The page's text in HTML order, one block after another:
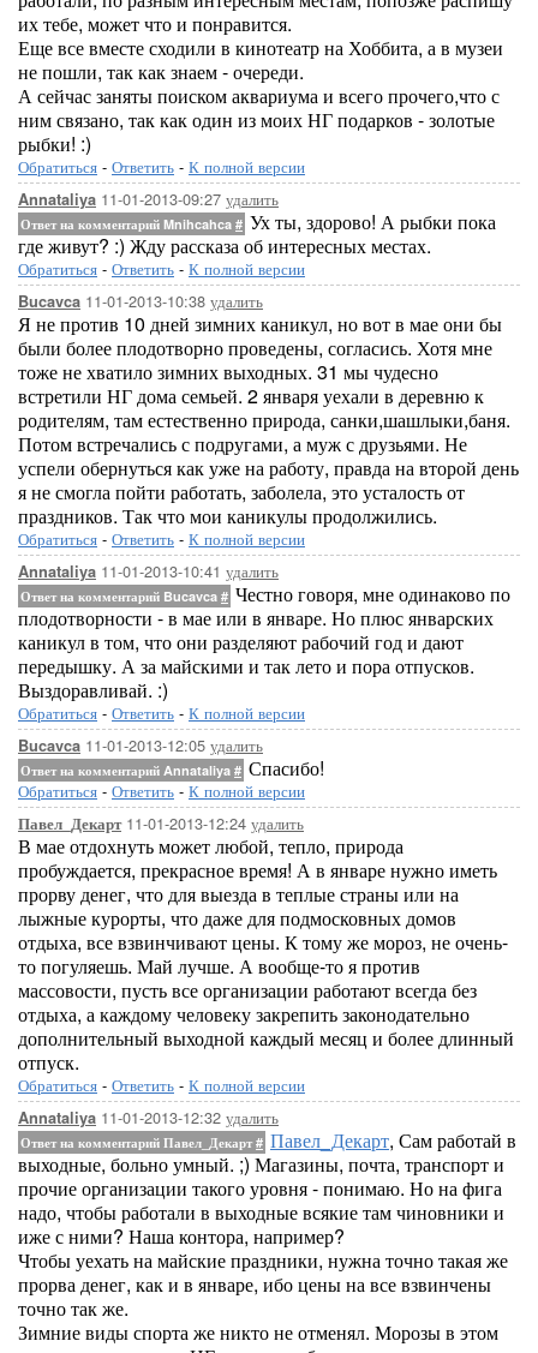
их тебе, может что и понравится.
Еще все вместе сходили в кинотеатр на Хоббита, а в музеи
не пошли, так как знаем - очереди.
А сейчас заняты поиском аквариума и всего прочего,что с
ним связано, так как один из моих НГ подарков - золотые
рыбки! :)
Обратиться - Ответить - К полной версии
Annataliya 11-01-2013-09:27 удалить
Ответ на комментарий Mnihcahca # Ух ты, здорово! А рыбки пока
где живут? :) Жду рассказа об интересных местах.
Обратиться - Ответить - К полной версии
Bucavca 11-01-2013-10:38 удалить
Я не против 10 дней зимних каникул, но вот в мае они бы
были более плодотворно проведены, согласись. Хотя мне
тоже не хватило зимних выходных. 31 мы чудесно
встретили НГ дома семьей. 2 января уехали в деревню к
родителям, там естественно природа, санки,шашлыки,баня.
Потом встречались с подругами, а муж с друзьями. Не
успели обернуться как уже на работу, правда на второй день
я не смогла пойти работать, заболела, это усталость от
праздников. Так что мои каникулы продолжились.
Обратиться - Ответить - К полной версии
Annataliya 11-01-2013-10:41 удалить
Ответ на комментарий Bucavca # Честно говоря, мне одинаково по
плодотворности - в мае или в январе. Но плюс январских
каникул в том, что они разделяют рабочий год и дают
передышку. А за майскими и так лето и пора отпусков.
Выздоравливай. :)
Обратиться - Ответить - К полной версии
Bucavca 11-01-2013-12:05 удалить
Ответ на комментарий Annataliya # Спасибо!
Обратиться - Ответить - К полной версии
Павел_Декарт11-01-2013-12:24 удалить
В мае отдохнуть может любой, тепло, природа
пробуждается, прекрасное время! А в январе нужно иметь
прорву денег, что для выезда в теплые страны или на
лыжные курорты, что даже для подмосковных домов
отдыха, все взвинчивают цены. К тому же мороз, не очень-
то погуляешь. Май лучше. А вообще-то я против
массовости, пусть все организации работают всегда без
отдыха, а каждому человеку закрепить законодательно
дополнительный выходной каждый месяц и более длинный
отпуск.
Обратиться - Ответить - К полной версии
Annataliya 11-01-2013-12:32 удалить
Ответ на комментарий Павел_Декарт# Павел_Декарт, Сам работай в
выходные, больно умный. ;) Магазины, почта, транспорт и
прочие организации такого уровня - понимаю. Но на фига
надо, чтобы работали в выходные всякие там чиновники и
иже с ними? Наша контора, например?
Чтобы уехать на майские праздники, нужна точно такая же
прорва денег, как и в январе, ибо цены на все взвинчены
точно так же.
Зимние виды спорта же никто не отменял. Морозы в этом